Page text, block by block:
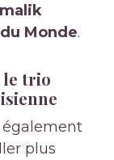
Monde.
le trio
également
plus